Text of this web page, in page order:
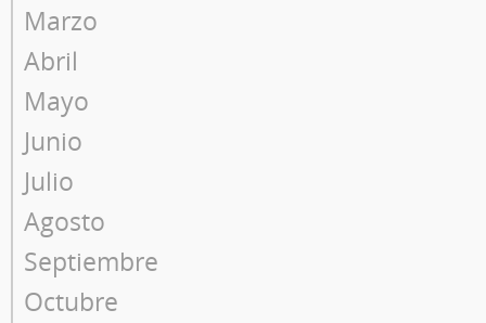
Marzo
Abril
Mayo
Junio
Julio
Agosto
Septiembre
Octubre